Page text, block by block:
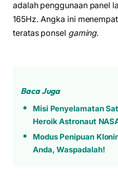
adalah penggunaan panel
165Hz. Angka ini
teratas ponsel gaming.
Baca Juga
Misi Penyelamatan
Heroik Astronaut
Modus Penipuan
Anda, Waspadalah!